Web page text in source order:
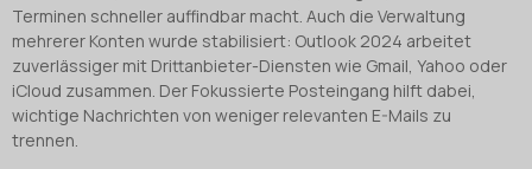
Terminen schneller auffindbar macht. Auch die Verwaltung
mehrerer Konten wurde stabilisiert: Outlook 2024 arbeitet
zuverlässiger mit Drittanbieter-Diensten wie Gmail, Yahoo oder
iCloud zusammen. Der Fokussierte Posteingang hilft dabei,
wichtige Nachrichten von weniger relevanten E-Mails zu
trennen.